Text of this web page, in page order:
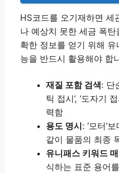
HS코드를 오기재하면 세
나 예상치 못한 세금 폭
확한 정보를 얻기 위해 유
능을 반드시 활용해야 합
재질 포함 검색: 단
틱 접시’, ‘도자기
력함
용도 명시 : ‘모터’
같이 물품의 최종
유니패스 키워드
식하는 표준 용어